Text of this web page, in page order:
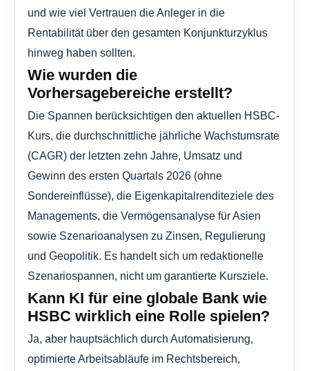
und wie viel Vertrauen die Anleger in die
Rentabilität über den gesamten Konjunkturzyklus
hinweg haben sollten.
Wie wurden die
Vorhersagebereiche erstellt?
Die Spannen berücksichtigen den aktuellen HSBC-
Kurs, die durchschnittliche jährliche Wachstumsrate
(CAGR) der letzten zehn Jahre, Umsatz und
Gewinn des ersten Quartals 2026 (ohne
Sondereinflüsse), die Eigenkapitalrenditeziele des
Managements, die Vermögensanalyse für Asien
sowie Szenarioanalysen zu Zinsen, Regulierung
und Geopolitik. Es handelt sich um redaktionelle
Szenariospannen, nicht um garantierte Kursziele.
Kann KI für eine globale Bank wie
HSBC wirklich eine Rolle spielen?
Ja, aber hauptsächlich durch Automatisierung,
optimierte Arbeitsabläufe im Rechtsbereich,